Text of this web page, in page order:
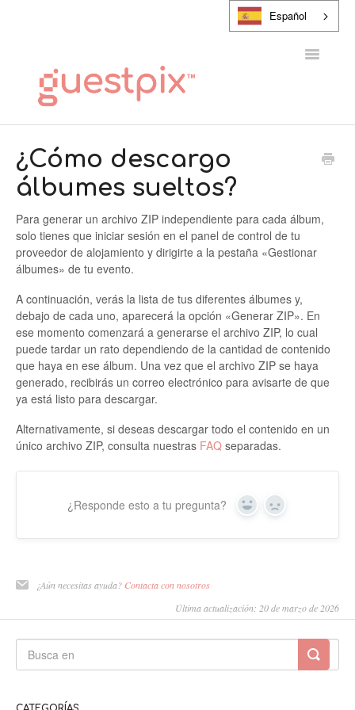
Español
Alternar
PONTE EN CONTACTO CON
¿Cómo descargo
álbumes sueltos?
Para generar un archivo ZIP independiente para cada álbum,
solo tienes que iniciar sesión en el panel de control de tu
proveedor de alojamiento y dirigirte a la pestaña «Gestionar
álbumes» de tu evento.
A continuación, verás la lista de tus diferentes álbumes y,
debajo de cada uno, aparecerá la opción «Generar ZIP». En
ese momento comenzará a generarse el archivo ZIP, lo cual
puede tardar un rato dependiendo de la cantidad de contenido
que haya en ese álbum. Una vez que el archivo ZIP se haya
generado, recibirás un correo electrónico para avisarte de que
ya está listo para descargar.
Alternativamente, si deseas descargar todo el contenido en un
único archivo ZIP, consulta nuestras FAQ separadas.
¿Responde esto a tu pregunta? Sí No
¿Aún necesitas ayuda? Contacta con nosotros
Última actualización: 20 de marzo de 2026